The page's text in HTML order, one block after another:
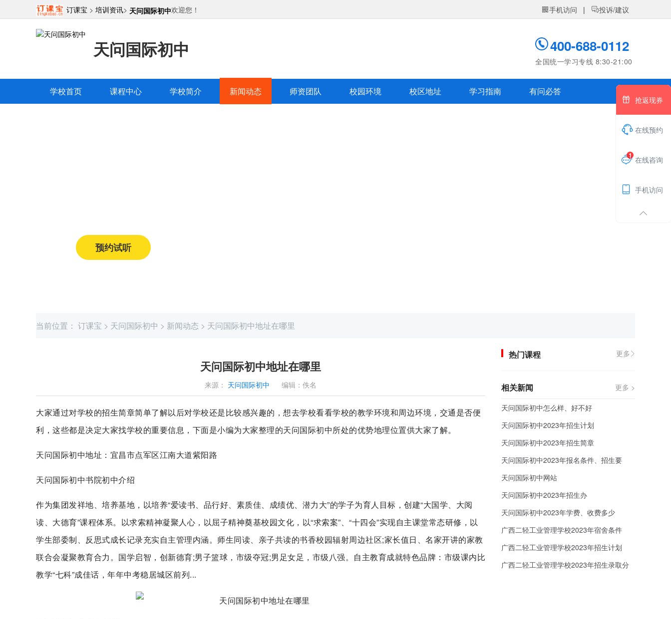
订课宝 > 培训资讯> 天问国际初中欢迎您！ 手机访问 | 投诉/建议
天问国际初中 400-688-0112
全国统一学习专线 8:30-21:00
学校首页 课程中心 学校简介 新闻动态 师资团队 校园环境 校区地址 学习指南 有问必答
预约试听
当前位置： 订课宝 > 天问国际初中 > 新闻动态 > 天问国际初中地址在哪里
天问国际初中地址在哪里
来源： 天问国际初中 编辑： 佚名
大家通过对学校的招生简章简单了解以后对学校还是比较感兴趣的，想去学校看看学校的教学环境和周边环境，交通是否便
利，这些都是决定大家找学校的重要信息，下面是小编为大家整理的天问国际初中所处的优势地理位置供大家了解。
天问国际初中地址：宜昌市点军区江南大道紫阳路
天问国际初中书院初中介绍
作为集团发祥地、培养基地，以培养“爱读书、品行好、素质佳、成绩优、潜力大”的学子为育人目标，创建“大国学、大阅
读、大德育”课程体系。以求索精神凝聚人心，以屈子精神奠基校园文化，以“求索案”、“十四会”实现自主课堂常态研修，以
学生部委制、反思式成长记录充实自主管理内涵。师生同读、亲子共读的书香校园辐射周边社区;家长值日、名家开讲的家教
联合会凝聚教育合力。国学启智，创新德育;男子篮球，市级夺冠;男足女足，市级八强。自主教育成就特色品牌：市级课内比
教学“七科”成佳话，年年中考稳居城区前列...
热门课程 更多
相关新闻 更多 >
天问国际初中怎么样、好不好
天问国际初中2023年招生计划
天问国际初中2023年招生简章
天问国际初中2023年报名条件、招生要
求、招生对象
天问国际初中网站
天问国际初中2023年招生办
天问国际初中2023年学费、收费多少
广西二轻工业管理学校2023年宿舍条件
广西二轻工业管理学校2023年招生计划
广西二轻工业管理学校2023年招生录取分
 抢返现券
 在线预约

1 在线咨询
 手机访问